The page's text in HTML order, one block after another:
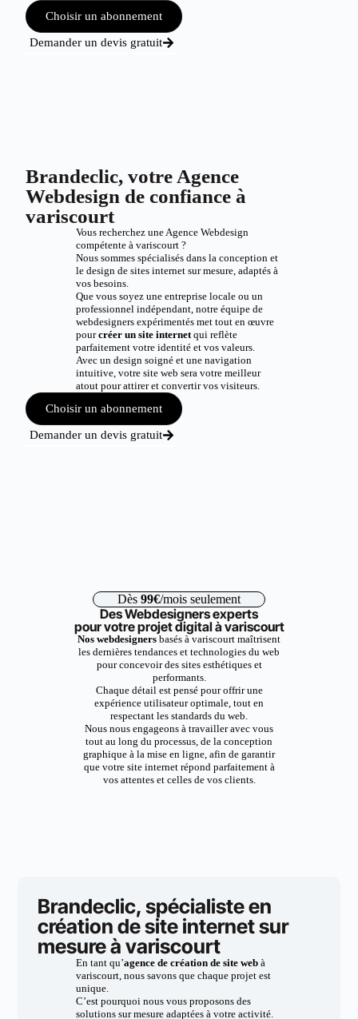
Choisir un abonnement
Demander un devis gratuit
Brandeclic, votre Agence
Webdesign de confiance à
variscourt
Vous recherchez une Agence Webdesign
compétente à variscourt ?
Nous sommes spécialisés dans la conception et
le design de sites internet sur mesure, adaptés à
vos besoins.
Que vous soyez une entreprise locale ou un
professionnel indépendant, notre équipe de
webdesigners expérimentés met tout en œuvre
pourcréer un site internetqui reflète
parfaitement votre identité et vos valeurs.
Avec un design soigné et une navigation
intuitive, votre site web sera votre meilleur
atout pour attirer et convertir vos visiteurs.
Choisir un abonnement
Demander un devis gratuit
Dès 99€/mois seulement
Des Webdesigners experts
pour votre projet digital à variscourt
Nos webdesigners basés à variscourt maîtrisent
les dernières tendances et technologies du web
pour concevoir des sites esthétiques et
performants.
Chaque détail est pensé pour offrir une
expérience utilisateur optimale, tout en
respectant les standards du web.
Nous nous engageons à travailler avec vous
tout au long du processus, de la conception
graphique à la mise en ligne, afin de garantir
que votre site internet répond parfaitement à
vos attentes et celles de vos clients.
Brandeclic, spécialiste en
création de site internet sur
mesure à variscourt
En tant qu’agence de création de site webà
variscourt, nous savons que chaque projet est
unique.
C’est pourquoi nous vous proposons des
solutions sur mesure adaptées à votre activité.